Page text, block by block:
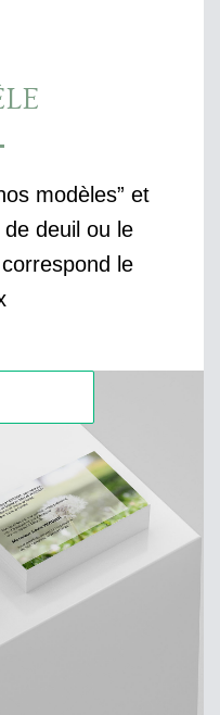
modèles” et
deuil ou le
le